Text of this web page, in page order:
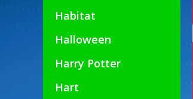
Habitat
Halloween
Harry Potter
Hart